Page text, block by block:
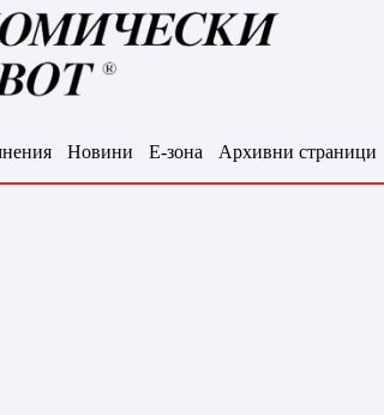
Новини Е-зона Архивни страници